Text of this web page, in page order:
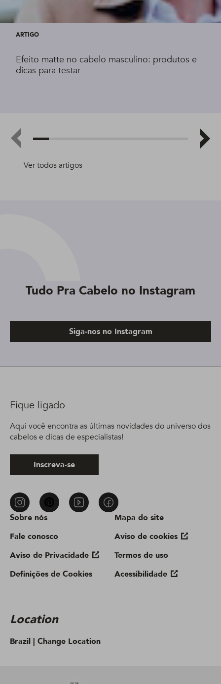
Ver todos artigos
ARTIGO
Efeito matte no cabelo masculino: produtos e
dicas para testar
Tudo Pra Cabelo no Instagram
Siga-nos no Instagram
Sobre nós
Fale conosco
Aviso de Privacidade
Definições de Cookies
Mapa do site
Aviso de cookies
Termos de uso
Acessibilidade
Location
Brazil | Change Location
Fique ligado
Aqui você encontra as últimas novidades do universo dos
cabelos e dicas de especialistas!
Inscreva-se